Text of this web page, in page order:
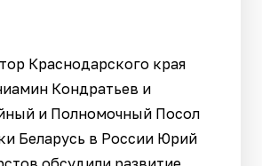
Краснодарского края
Кондратьев и
и Полномочный Посол
Беларусь в России Юрий